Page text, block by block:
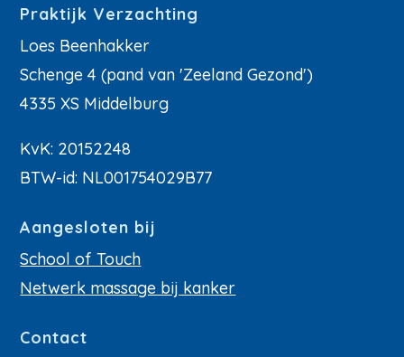
Praktijk Verzachting
Loes Beenhakker
Schenge 4 (pand van 'Zeeland Gezond')
4335 XS Middelburg
KvK: 20152248
BTW-id: NL001754029B77
Aangesloten bij
School of Touch
Netwerk massage bij kanker
Contact